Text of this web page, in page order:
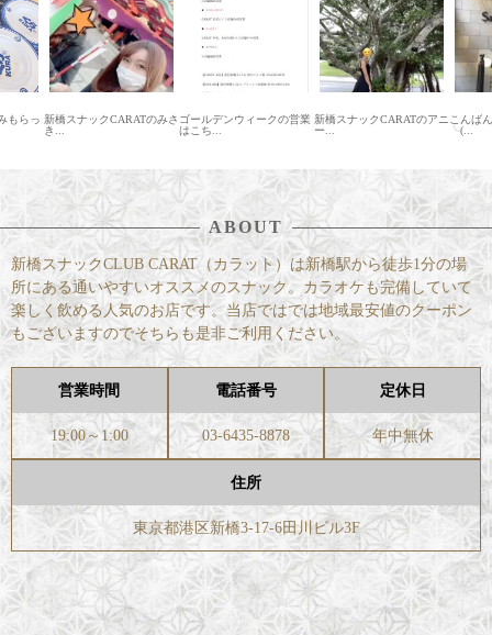
もらっ 新橋スナックCARATのみさ
き...
ゴールデンウィークの営業
はこち...
新橋スナックCARATのアニ
ー...
こんば
╰(...
ABOUT
新橋スナックCLUB CARAT（カラット）は新橋駅から徒歩1分の場
所にある通いやすいオススメのスナック。カラオケも完備していて
楽しく飲める人気のお店です。当店ではでは地域最安値のクーポン
もございますのでそちらも是非ご利用ください。
営業時間
19:00～1:00
電話番号
03-6435-8878
定休日
年中無休
住所
東京都港区新橋3-17-6田川ビル3F